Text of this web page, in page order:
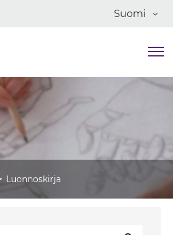
Suomi
Luonnoskirja